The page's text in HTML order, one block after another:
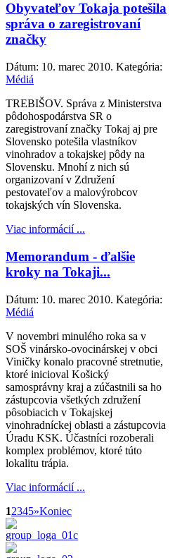
Obyvateľov Tokaja potešila
správa o zaregistrovaní
značky
Dátum: 10. marec 2010. Kategória:
Médiá
TREBIŠOV. Správa z Ministerstva
pôdohospodárstva SR o
zaregistrovaní značky Tokaj aj pre
Slovensko potešila vlastníkov
vinohradov a tokajskej pôdy na
Slovensku. Mnohí z nich sú
organizovaní v Združení
pestovateľov a malovýrobcov
tokajských vín Slovenska.
Viac informácií ...
Memorandum - ďalšie
kroky na Tokaji...
Dátum: 10. marec 2010. Kategória:
Médiá
V novembri minulého roka sa v
SOŠ vinársko-ovocinárskej v obci
Viničky konalo pracovné stretnutie,
ktoré inicioval Košický
samosprávny kraj a zúčastnili sa ho
zástupcovia všetkých združení
pôsobiacich v Tokajskej
vinohradníckej oblasti a zástupcovia
Úradu KSK. Účastníci rozoberali
komplex problémov, ktoré túto
lokalitu trápia.
Viac informácií ...
12345»Koniec